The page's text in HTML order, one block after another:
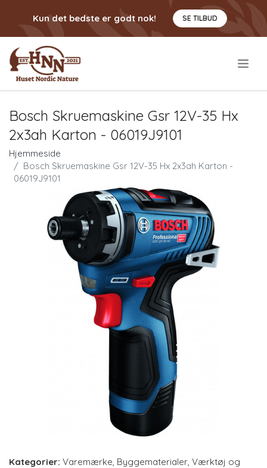
Kun det bedste er godt nok! SE TILBUD
Bosch Skruemaskine Gsr 12V-35 Hx
2x3ah Karton - 06019J9101
Hjemmeside
Bosch Skruemaskine Gsr 12V-35 Hx 2x3ah Karton -
06019J9101
Kategorier: Varemærke, Byggematerialer, Værktøj og